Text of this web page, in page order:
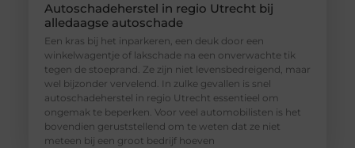
Autoschadeherstel in regio Utrecht bij
alledaagse autoschade
Een kras bij het inparkeren, een deuk door een
winkelwagentje of lakschade na een onverwachte tik
tegen de stoeprand. Ze zijn niet levensbedreigend, maar
wel bijzonder vervelend. In zulke gevallen is snel
autoschadeherstel in regio Utrecht essentieel om
ongemak te beperken. Voor veel automobilisten is het
bovendien geruststellend om te weten dat ze niet
meteen bij een groot bedrijf hoeven